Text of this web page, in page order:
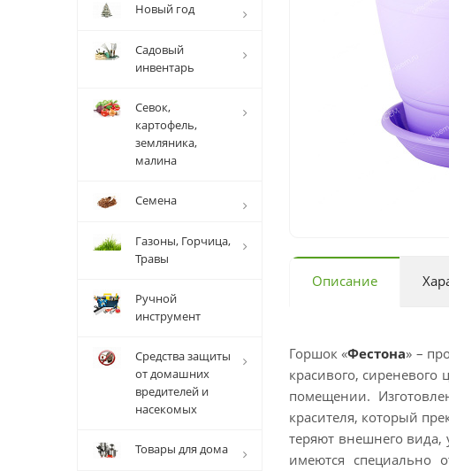
Описание
Горшок «Фестона» –
красивого,
помещении.
красителя, который
теряют внешнего
имеются специально
Новый год
Садовый
инвентарь
Севок,
картофель,
земляника,
малина
Семена
Газоны, Горчица,
Травы
Ручной
инструмент
Средства защиты
от домашних
вредителей и
насекомых
Товары для дома